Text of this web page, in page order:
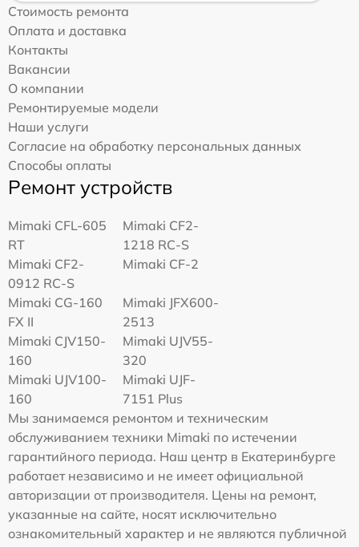
Стоимость ремонта
Оплата и доставка
Контакты
Вакансии
О компании
Ремонтируемые модели
Наши услуги
Согласие на обработку персональных данных
Способы оплаты
Ремонт устройств
Mimaki CFL-605
RT
Mimaki CF2-
1218 RC-S
Mimaki CF2-
0912 RC-S
Mimaki CF-2
Mimaki CG-160
FX II
Mimaki JFX600-
2513
Mimaki СJV150-
160
Mimaki UJV55-
320
Mimaki UJV100-
160
Mimaki UJF-
7151 Plus
Мы занимаемся ремонтом и техническим
обслуживанием техники Mimaki по истечении
гарантийного периода. Наш центр в Екатеринбурге
работает независимо и не имеет официальной
авторизации от производителя. Цены на ремонт,
указанные на сайте, носят исключительно
ознакомительный характер и не являются публичной